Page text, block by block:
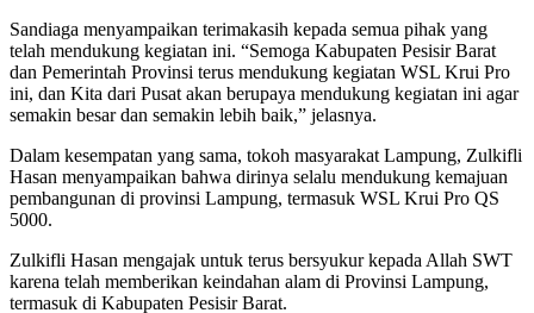
Sandiaga menyampaikan terimakasih kepada semua pihak yang
telah mendukung kegiatan ini. “Semoga Kabupaten Pesisir Barat
dan Pemerintah Provinsi terus mendukung kegiatan WSL Krui Pro
ini, dan Kita dari Pusat akan berupaya mendukung kegiatan ini agar
semakin besar dan semakin lebih baik,” jelasnya.
Dalam kesempatan yang sama, tokoh masyarakat Lampung, Zulkifli
Hasan menyampaikan bahwa dirinya selalu mendukung kemajuan
pembangunan di provinsi Lampung, termasuk WSL Krui Pro QS
5000.
Zulkifli Hasan mengajak untuk terus bersyukur kepada Allah SWT
karena telah memberikan keindahan alam di Provinsi Lampung,
termasuk di Kabupaten Pesisir Barat.